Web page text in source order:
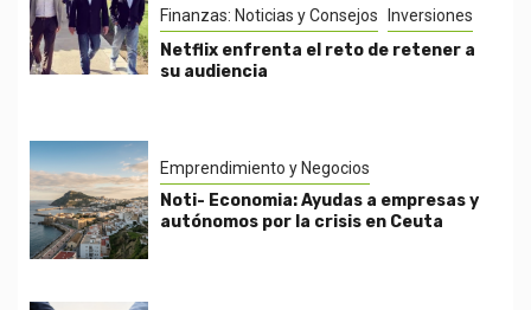
Finanzas: Noticias y Consejos
Inversiones
Netflix enfrenta el reto de retener a
su audiencia
Emprendimiento y Negocios
Noti- Economia: Ayudas a empresas y
autónomos por la crisis en Ceuta